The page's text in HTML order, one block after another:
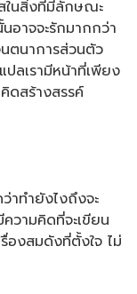
ในสิ่งที่มีลักษณะ
อาจจะรักมากกว่า
ตนาการส่วนตัว
ลเรามีหน้าที่เพียง
ดสร้างสรรค์
าทำยังไงถึงจะ
วามคิดที่จะเขียน
องสมดังที่ตั้งใจ ไม่